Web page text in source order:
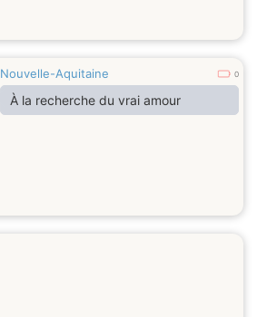
Nouvelle-Aquitaine 0
À la recherche du vrai amour